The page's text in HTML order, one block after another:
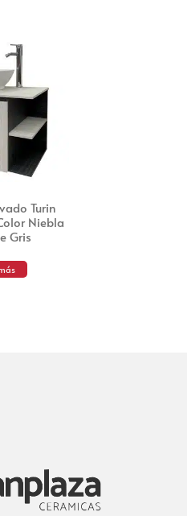
Turin
Niebla
Gris